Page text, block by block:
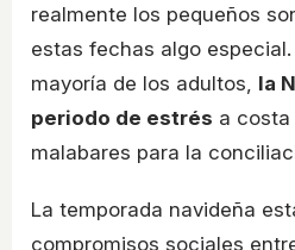
realmente los pequeños
estas fechas algo
mayoría de los adultos, la
periodo de estrés a costa
malabares para la
La temporada navideña
compromisos sociales